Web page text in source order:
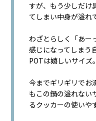
すが、もう少しだけ
てしまい中身が溢れ
わざとらしく「あー
感じになってしま
POTは嬉しいサイズ。
今までギリギリでお
もこの鍋の溢れない
るクッカーの使いや